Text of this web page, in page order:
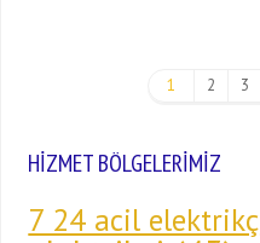
1 2 3
HİZMET BÖLGELERİMİZ
7 24 acil